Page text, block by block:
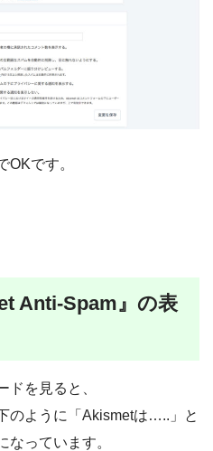
OKです。
Anti-Spam』の表
ドを見ると、
のように「Akismetは…..」と
なっています。